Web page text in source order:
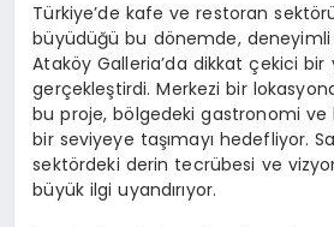
Türkiye’de kafe ve restoran
büyüdüğü bu dönemde, deneyimli
Ataköy Galleria’da dikkat çekici bir
gerçekleştirdi. Merkezi bir
bu proje, bölgedeki gastronomi
bir seviyeye taşımayı hedefliyor.
sektördeki derin tecrübesi ve
büyük ilgi uyandırıyor.